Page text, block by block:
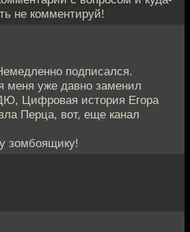
не комментируй!
подписался.
меня уже давно заменил
Цифровая история Егора
Перца, вот, еще канал
зомбоящику!